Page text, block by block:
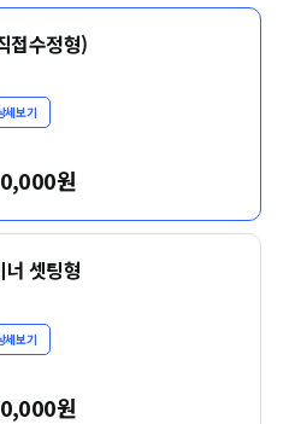
접수정형)
세보기
원
셋팅형
세보기
원